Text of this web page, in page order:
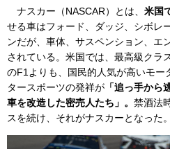
ナスカー（NASCAR）とは、 米国
せる車はフォード、ダッジ、シボレ
ンだが、車体、サスペンション、エ
されている。米国では、最高級クラ
のF1よりも、国民的人気が高いモー
タースポーツの発祥が 「追っ手から
車を改造した密売人たち」。 禁酒法
スを続け、それがナスカーとなった。